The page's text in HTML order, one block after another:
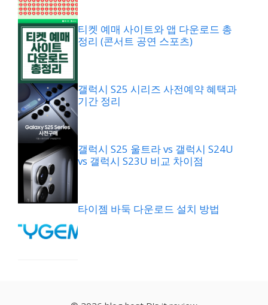
티켓 예매 사이트와 앱 다운로드 총
정리 (콘서트 공연 스포츠)
갤럭시 S25 시리즈 사전예약 혜택과
기간 정리
갤럭시 S25 울트라 vs 갤럭시 S24U
vs 갤럭시 S23U 비교 차이점
타이젬 바둑 다운로드 설치 방법